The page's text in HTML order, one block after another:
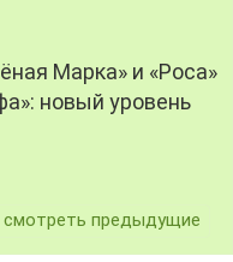
Марка» и «Роса»
новый уровень
смотреть предыдущие